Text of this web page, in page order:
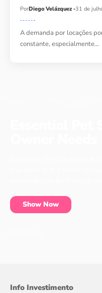
PorDiego Velázquez 31 de
A demanda por locações
constante, especialmente…
Show Now
Info Investimento